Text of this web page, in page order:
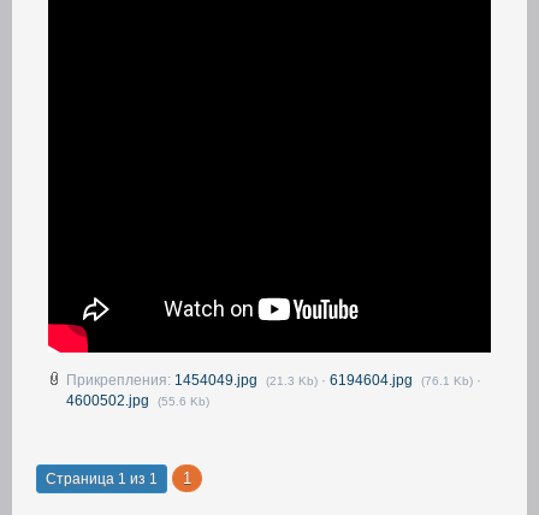
Прикрепления: 1454049.jpg (21.3 Kb) · 6194604.jpg (76.1 Kb) ·
4600502.jpg
(55.6 Kb)
Страница 1 из 1 1